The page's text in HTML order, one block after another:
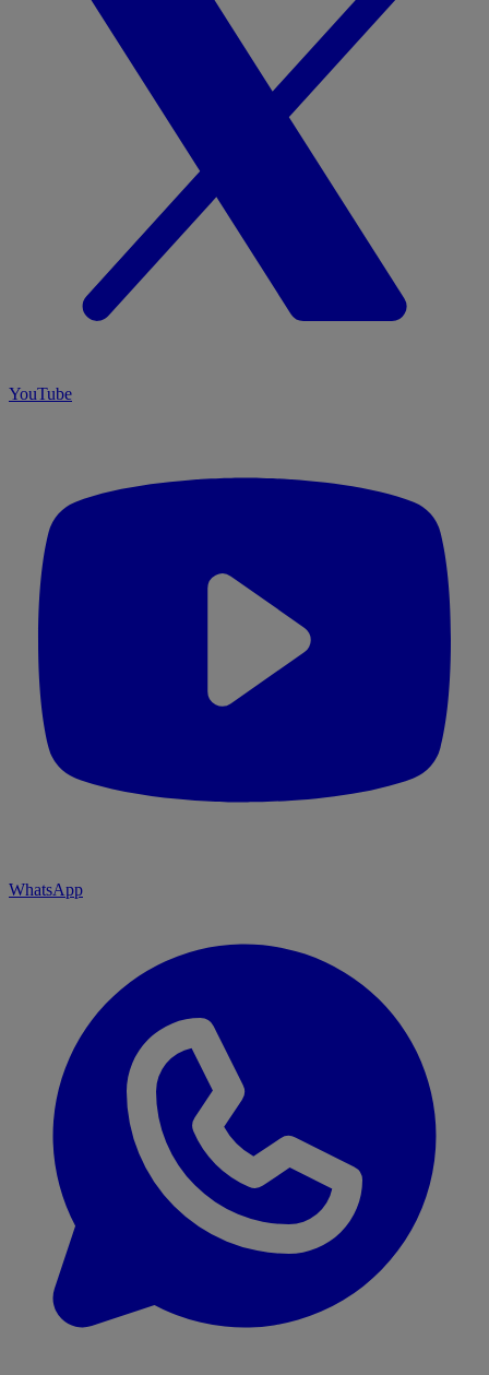
YouTube
WhatsApp